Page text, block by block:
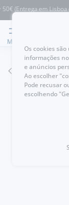
em Lisboa e
MENU
VOLTAR
Os cookies
informações
e anúncios
Ao escolher
Pode recusar
escolhendo